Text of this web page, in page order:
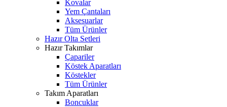
Kovalar
Yem Çantaları
Aksesuarlar
Tüm Ürünler
Hazır Olta Setleri
Hazır Takımlar
Çapariler
Köstek Aparatları
Köstekler
Tüm Ürünler
Takım Aparatları
Boncuklar